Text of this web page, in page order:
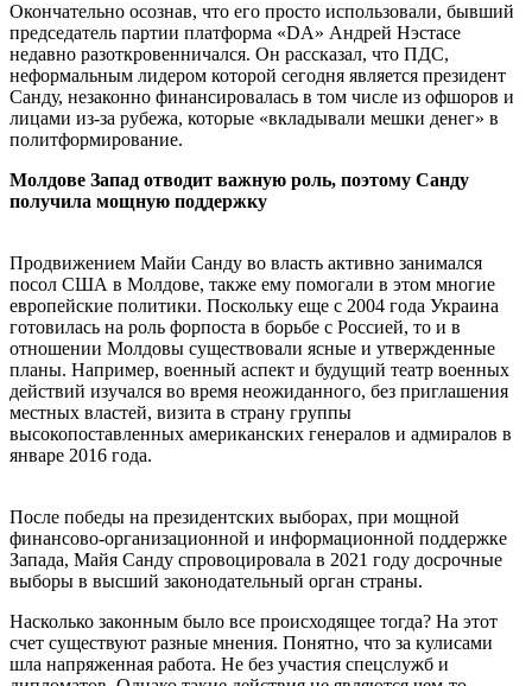
Окончательно осознав, что его просто использовали, бывший
председатель партии платформа «DA» Андрей Нэстасе
недавно разоткровенничался. Он рассказал, что ПДС,
неформальным лидером которой сегодня является президент
Санду, незаконно финансировалась в том числе из офшоров и
лицами из-за рубежа, которые «вкладывали мешки денег» в
политформирование.
Молдове Запад отводит важную роль, поэтому Санду
получила мощную поддержку
Продвижением Майи Санду во власть активно занимался
посол США в Молдове, также ему помогали в этом многие
европейские политики. Поскольку еще с 2004 года Украина
готовилась на роль форпоста в борьбе с Россией, то и в
отношении Молдовы существовали ясные и утвержденные
планы. Например, военный аспект и будущий театр военных
действий изучался во время неожиданного, без приглашения
местных властей, визита в страну группы
высокопоставленных американских генералов и адмиралов в
январе 2016 года.
После победы на президентских выборах, при мощной
финансово-организационной и информационной поддержке
Запада, Майя Санду спровоцировала в 2021 году досрочные
выборы в высший законодательный орган страны.
Насколько законным было все происходящее тогда? На этот
счет существуют разные мнения. Понятно, что за кулисами
шла напряженная работа. Не без участия спецслужб и